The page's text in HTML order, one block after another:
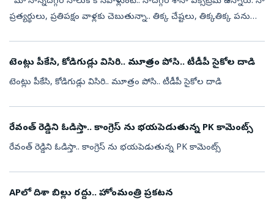
ప్రత్యర్థులు, ప్రతిపక్షం వాళ్లకు చెబుతున్నా.. తిక్క చేష్టలు, తిక్కతిక్క పనులు
టెంట్లు పీకేసి, కోడిగుడ్లు విసిరి.. మూత్రం పోసి.. టీడీపీ సైకోల దాడి
టెంట్లు పీకేసి, కోడిగుడ్లు విసిరి.. మూత్రం పోసి.. టీడీపీ సైకోల దాడి
రేవంత్ రెడ్డిని ఓడిస్తా.. కాంగ్రెస్ ను భయపెడుతున్న PK కామెంట్స్
రేవంత్ రెడ్డిని ఓడిస్తా.. కాంగ్రెస్ ను భయపెడుతున్న PK కామెంట్స్
APలో దిశా బిల్లు రద్దు.. హోంమంత్రి ప్రకటన